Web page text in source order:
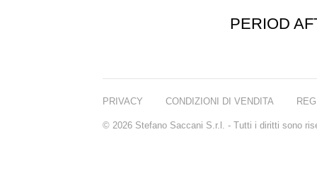
PERIOD
PRIVACY CONDIZIONI DI VENDITA
© 2026 Stefano Saccani S.r.l. - Tutti i diritti sono